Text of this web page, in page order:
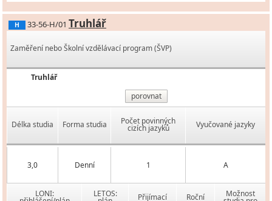
H 33-56-H/01 Truhlář
Zaměření nebo Školní vzdělávací program (ŠVP)
Truhlář
porovnat
Délka studia Forma studia Počet povinných
cizích jazyků Vyučované jazyky
3,0 Denní 1 A
LONI: LETOS: Přijímací Roční Možnost